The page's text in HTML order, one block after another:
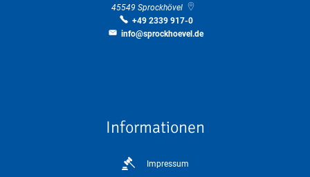
45549 Sprockhövel
+49 2339 917-0
info@sprockhoevel.de
Informationen
Impressum